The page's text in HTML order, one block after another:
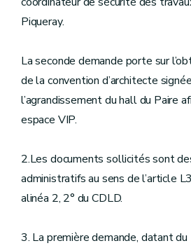
Piqueray.
La seconde demande porte sur
de la convention d’architecte
l’agrandissement du hall du Paire
espace VIP.
2.Les documents sollicités sont
administratifs au sens de l’article
alinéa 2, 2° du CDLD.
3. La première demande, datant